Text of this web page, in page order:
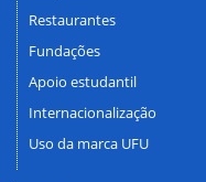
Restaurantes
Fundações
Apoio estudantil
Internacionalização
Uso da marca UFU